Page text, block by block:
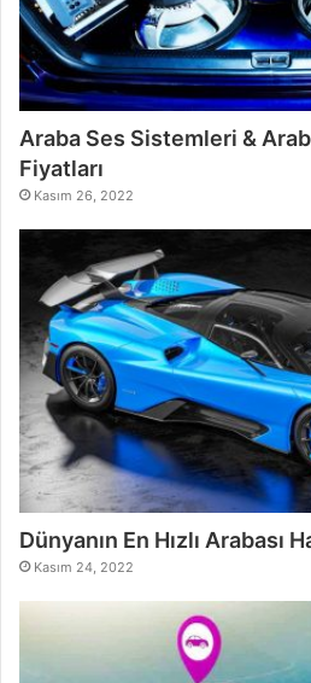
Araba Ses Sistemleri &
Fiyatları
Kasım 26, 2022
Dünyanın En Hızlı Arabası
Kasım 24, 2022